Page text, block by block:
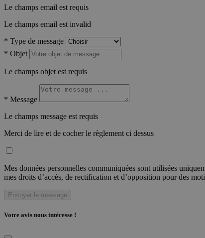
Le champs email est requis
Le champs email est invalid
* Type de message
* Objet
Le champs objet est requis
* Message
Le champs message est requis
Merci de lire et de cocher le règlement ci dessus
Mes données personnelles communiquées sont utilisées
mes droits d’accès, de rectification et d’opposition pour des
Envoyer le message
Votre avis nous intéresse !